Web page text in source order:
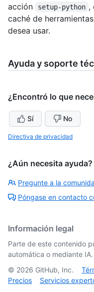
acción
setup-python ,
caché de
desea usar.
Ayuda y soporte
¿Encontró lo que
Sí No
Directiva de privacidad
¿Aún necesita ayuda?
Pregunte a la
Póngase en contacto
Información legal
Parte de este contenido
automática o mediante IA.
© 2026 GitHub, Inc.
Precios
Servicios